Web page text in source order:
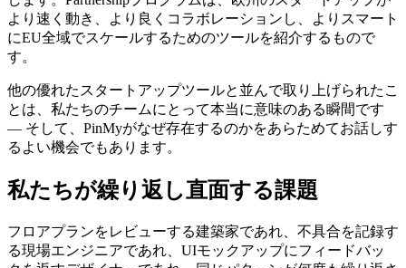
より速く動き、より良くコラボレーションし、よりスマート
にEU全域でスケールするためのツールを紹介するもので
す。
他の優れたスタートアップツールと並んで取り上げられたこ
とは、私たちのチームにとって本当に意味のある瞬間です
― そして、PinMyがなぜ存在するのかをあらためてお話しす
るよい機会でもあります。
私たちが繰り返し直面する課題
フロアプランをレビューする建築家であれ、不具合を記録す
る現場エンジニアであれ、UIモックアップにフィードバッ